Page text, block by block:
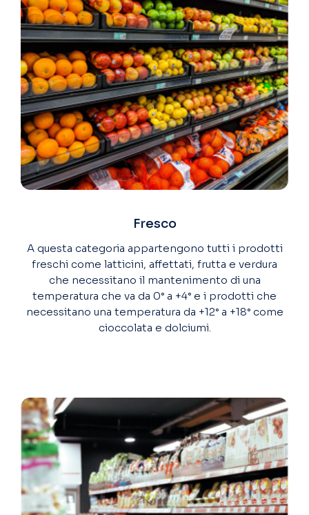
Fresco
A questa categoria appartengono tutti i prodotti
freschi come latticini, affettati, frutta e verdura
che necessitano il mantenimento di una
temperatura che va da 0° a +4° e i prodotti che
necessitano una temperatura da +12° a +18° come
cioccolata e dolciumi.